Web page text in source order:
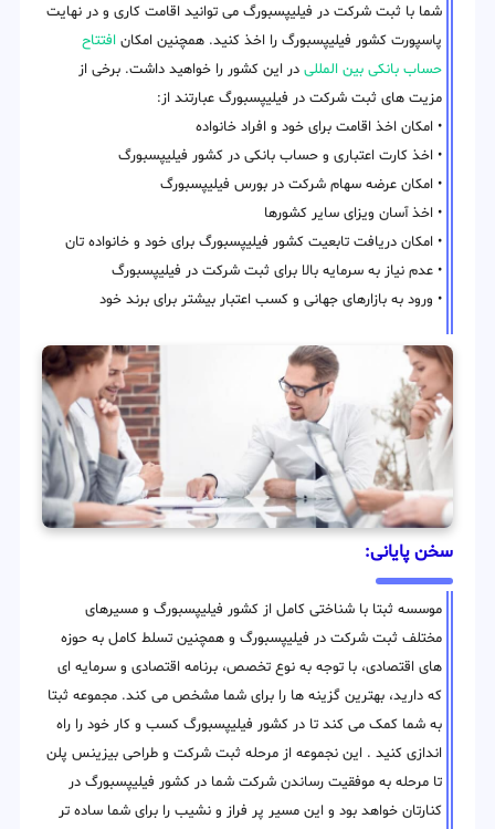
شما با ثبت شرکت در فیلیپسبورگ می توانید اقامت کاری و در نهایت
پاسپورت کشور فیلیپسبورگ را اخذ کنید. همچنین امکان افتتاح
حساب بانکی بین المللی در این کشور را خواهید داشت. برخی از
مزیت های ثبت شرکت در فیلیپسبورگ عبارتند از:
• امکان اخذ اقامت برای خود و افراد خانواده
• اخذ کارت اعتباری و حساب بانکی در کشور فیلیپسبورگ
• امکان عرضه سهام شرکت در بورس فیلیپسبورگ
• اخذ آسان ویزای سایر کشورها
• امکان دریافت تابعیت کشور فیلیپسبورگ برای خود و خانواده تان
• عدم نیاز به سرمایه بالا برای ثبت شرکت در فیلیپسبورگ
• ورود به بازارهای جهانی و کسب اعتبار بیشتر برای برند خود
سخن پایانی:
موسسه ثبتا با شناختی کامل از کشور فیلیپسبورگ و مسیرهای
مختلف ثبت شرکت در فیلیپسبورگ و همچنین تسلط کامل به حوزه
های اقتصادی، با توجه به نوع تخصص، برنامه اقتصادی و سرمایه ای
که دارید، بهترین گزینه ها را برای شما مشخص می کند. مجموعه ثبتا
به شما کمک می کند تا در کشور فیلیپسبورگ کسب و کار خود را راه
اندازی کنید . این نجموعه از مرحله ثبت شرکت و طراحی بیزینس پلن
تا مرحله به موفقیت رساندن شرکت شما در کشور فیلیپسبورگ در
کنارتان خواهد بود و این مسیر پر فراز و نشیب را برای شما ساده تر